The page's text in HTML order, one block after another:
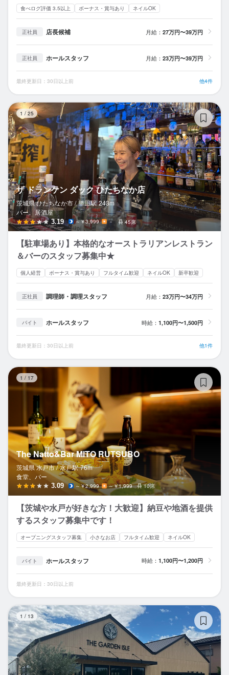
食べログ評価 3.5以上 ボーナス・賞与あり ネイルOK
正社員 店長候補 月給： 27万円〜39万円
正社員 ホールスタッフ 月給： 23万円〜39万円
最終更新日：30日以上前 他4件
1 / 25
ザ ドランケン ダック ひたちなか店
茨城県 ひたちなか市 / 勝田駅 243m
バー、居酒屋
3.19 ～￥3,999 － 45席
【駐車場あり】本格的なオーストラリアンレストラン
＆バーのスタッフ募集中★
個人経営 ボーナス・賞与あり フルタイム歓迎 ネイルOK 新卒歓迎
正社員 調理師・調理スタッフ 月給： 23万円〜34万円
バイト ホールスタッフ 時給： 1,100円〜1,500円
最終更新日：30日以上前 他1件
1 / 17
The Natto&Bar MITO RUTSUBO
茨城県 水戸市 / 水戸駅 76m
食堂、バー
3.09 ～￥2,999 ～￥1,999 10席
【茨城や水戸が好きな方！大歓迎】納豆や地酒を提供
するスタッフ募集中です！
オープニングスタッフ募集 小さなお店 フルタイム歓迎 ネイルOK
バイト ホールスタッフ 時給： 1,100円〜1,200円
最終更新日：30日以上前
1 / 13